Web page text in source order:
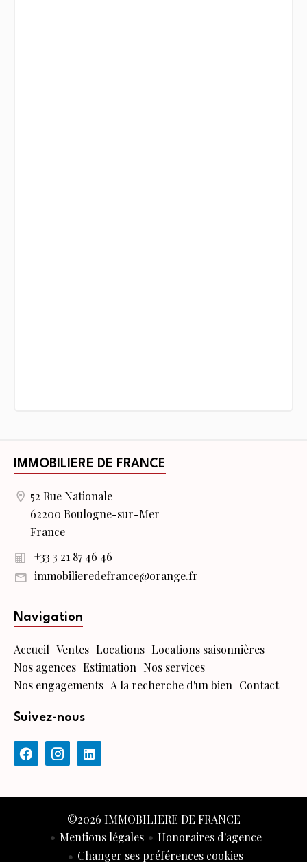
IMMOBILIERE DE FRANCE
52 Rue Nationale
62200 Boulogne-sur-Mer
France
+33 3 21 87 46 46
immobilieredefrance@orange.fr
Navigation
Accueil Ventes Locations Locations saisonnières
Nos agences Estimation Nos services
Nos engagements A la recherche d'un bien Contact
Suivez-nous
©2026 IMMOBILIERE DE FRANCE
Mentions légales
Honoraires d'agence
Changer ses préférences cookies